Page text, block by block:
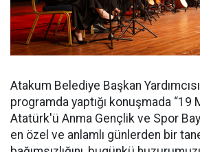
Atakum Belediye Başkan Yardımcısı
programda yaptığı konuşmada “19
Atatürk'ü Anma Gençlik ve Spor
en özel ve anlamlı günlerden bir